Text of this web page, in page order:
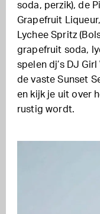
soda, perzik), de
Grapefruit
Lychee Spritz
grapefruit soda,
spelen dj’s DJ
de vaste Sunset
en kijk je uit over
rustig wordt.